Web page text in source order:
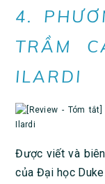
4.
TRẦM
ILARDI
Được viết và
của Đại học